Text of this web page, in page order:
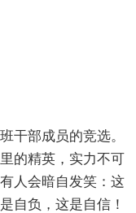
干部成员的竞选。
的精英，实力不可
人会暗自发笑：这
自负，这是自信！